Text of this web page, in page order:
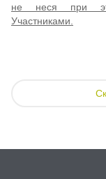
не неся при
Участниками.